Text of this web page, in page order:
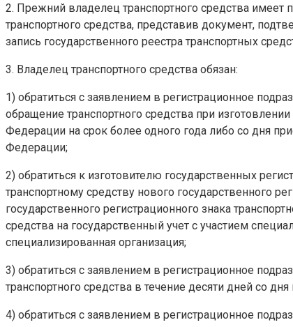
2. Прежний владелец транспортного средства имеет
транспортного средства, представив документ,
запись государственного реестра транспортных
3. Владелец транспортного средства обязан:
1) обратиться с заявлением в регистрационное
обращение транспортного средства при
Федерации на срок более одного года либо со дня
Федерации;
2) обратиться к изготовителю государственных
транспортному средству нового государственного
государственного регистрационного знака
средства на государственный учет с участием
специализированная организация;
3) обратиться с заявлением в регистрационное
транспортного средства в течение десяти дней со
4) обратиться с заявлением в регистрационное